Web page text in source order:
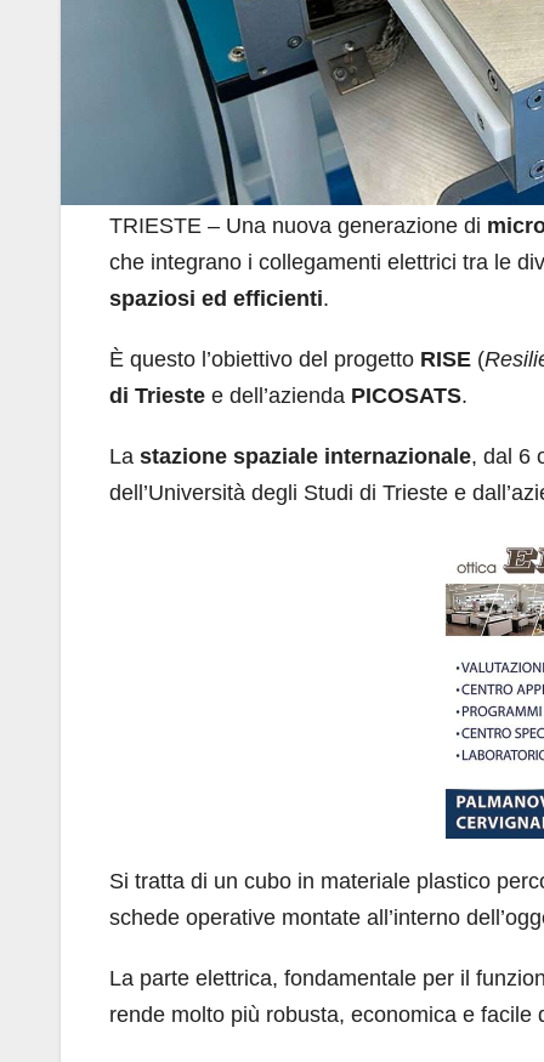
TRIESTE – Una nuova generazione di
che integrano i collegamenti elettrici tra le
spaziosi ed efficienti.
È questo l’obiettivo del progetto RISE (
di Trieste e dell’azienda PICOSATS.
La stazione spaziale internazionale, dal 6
dell’Università degli Studi di Trieste e
Si tratta di un cubo in materiale plastico
schede operative montate all’interno
La parte elettrica, fondamentale per il
rende molto più robusta, economica e